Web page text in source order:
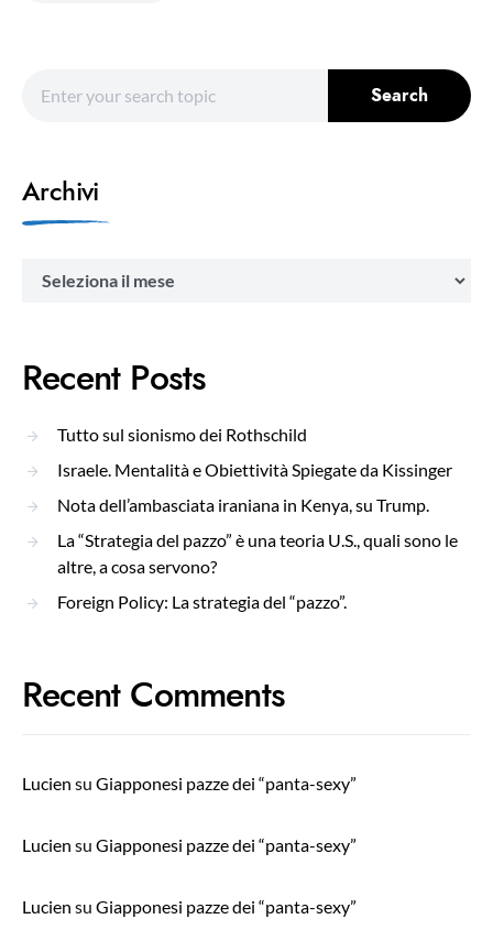
Search
Archivi
Recent Posts
Tutto sul sionismo dei Rothschild
Israele. Mentalità e Obiettività Spiegate da Kissinger
Nota dell’ambasciata iraniana in Kenya, su Trump.
La “Strategia del pazzo” è una teoria U.S., quali sono le
altre, a cosa servono?
Foreign Policy: La strategia del “pazzo”.
Recent Comments
Lucien su Giapponesi pazze dei “panta-sexy”
Lucien su Giapponesi pazze dei “panta-sexy”
Lucien su Giapponesi pazze dei “panta-sexy”